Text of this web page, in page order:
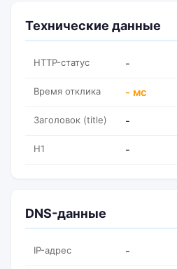
Технические данные
HTTP-статус -
Время отклика - мс
Заголовок (title) -
H1 -
DNS-данные
IP-адрес -